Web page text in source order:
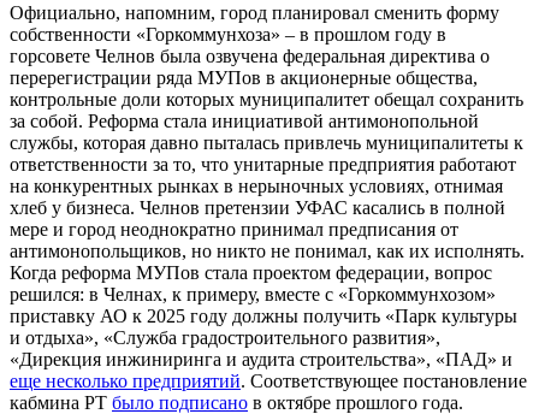
Официально, напомним, город планировал сменить форму
собственности «Горкоммунхоза» – в прошлом году в
горсовете Челнов была озвучена федеральная директива о
перерегистрации ряда МУПов в акционерные общества,
контрольные доли которых муниципалитет обещал сохранить
за собой. Реформа стала инициативой антимонопольной
службы, которая давно пыталась привлечь муниципалитеты к
ответственности за то, что унитарные предприятия работают
на конкурентных рынках в нерыночных условиях, отнимая
хлеб у бизнеса. Челнов претензии УФАС касались в полной
мере и город неоднократно принимал предписания от
антимонопольщиков, но никто не понимал, как их исполнять.
Когда реформа МУПов стала проектом федерации, вопрос
решился: в Челнах, к примеру, вместе с «Горкоммунхозом»
приставку АО к 2025 году должны получить «Парк культуры
и отдыха», «Служба градостроительного развития»,
«Дирекция инжиниринга и аудита строительства», «ПАД» и
еще несколько предприятий. Соответствующее постановление
кабмина РТ было подписано в октябре прошлого года.